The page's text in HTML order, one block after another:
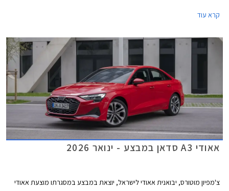
קרא עוד
אאודי A3 סדאן במבצע - ינואר 2026
צ'מפיון מוטורס, יבואנית אאודי לישראל, יוצאת במבצע במסגרתו מוצעת אאודי